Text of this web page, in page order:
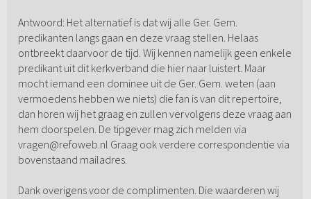
Antwoord: Het alternatief is dat wij alle Ger. Gem.
predikanten langs gaan en deze vraag stellen. Helaas
ontbreekt daarvoor de tijd. Wij kennen namelijk geen enkele
predikant uit dit kerkverband die hier naar luistert. Maar
mocht iemand een dominee uit de Ger. Gem. weten (aan
vermoedens hebben we niets) die fan is van dit repertoire,
dan horen wij het graag en zullen vervolgens deze vraag aan
hem doorspelen. De tipgever mag zich melden via
vragen@refoweb.nl Graag ook verdere correspondentie via
bovenstaand mailadres.
Dank overigens voor de complimenten. Die waarderen wij